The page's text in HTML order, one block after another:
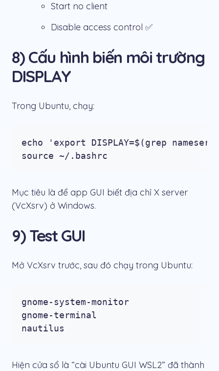
Start no client
Disable access control ✅
8) Cấu hình biến môi trường
DISPLAY
Trong Ubuntu, chạy:
echo 'export DISPLAY=$(grep
source ~/.bashrc
Mục tiêu là để app GUI biết địa chỉ X server
(VcXsrv) ở Windows.
9) Test GUI
Mở VcXsrv trước, sau đó chạy trong Ubuntu:
gnome-system-monitor
gnome-terminal
nautilus
Hiện cửa sổ là “cài Ubuntu GUI WSL2” đã thành